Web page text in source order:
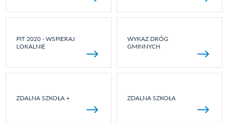
PIT 2020 - WSPIERAJ
LOKALNIE
WYKAZ DRÓG
GMINNYCH
ZDALNA SZKOŁA + ZDALNA SZKOŁA